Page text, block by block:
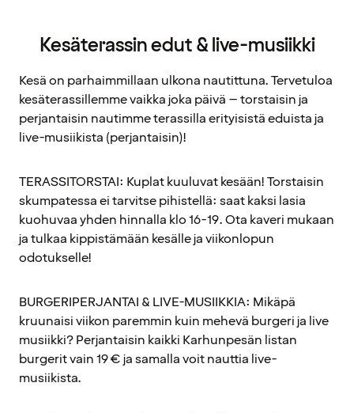
Kesäterassin edut & live-musiikki
Kesä on parhaimmillaan ulkona nautittuna. Tervetuloa
kesäterassillemme vaikka joka päivä – torstaisin ja
perjantaisin nautimme terassilla erityisistä eduista ja
live-musiikista (perjantaisin)!
TERASSITORSTAI: Kuplat kuuluvat kesään! Torstaisin
skumpatessa ei tarvitse pihistellä: saat kaksi lasia
kuohuvaa yhden hinnalla klo 16-19. Ota kaveri mukaan
ja tulkaa kippistämään kesälle ja viikonlopun
odotukselle!
BURGERIPERJANTAI & LIVE-MUSIIKKIA: Mikäpä
kruunaisi viikon paremmin kuin mehevä burgeri ja live
musiikki? Perjantaisin kaikki Karhunpesän listan
burgerit vain 19 € ja samalla voit nauttia live-
musiikista.